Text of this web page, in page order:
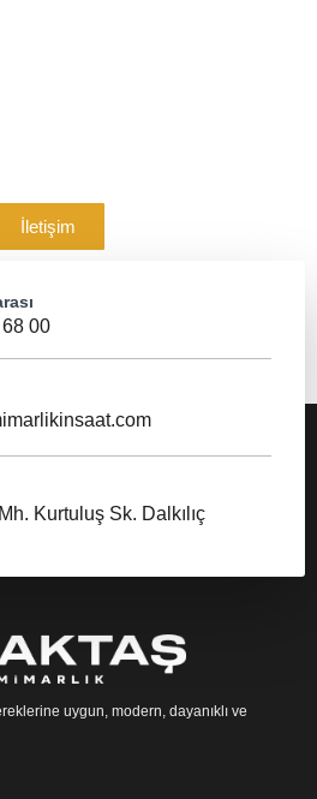
İletişim
00
Kurtuluş Sk. Dalkılıç
uygun, modern, dayanıklı ve